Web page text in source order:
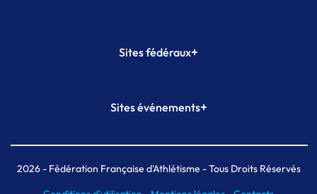
Sites fédéraux+
Plateforme Formation
Sites événements+
Meeting de Paris indoor
MAIF Ekiden de Paris
2026- Fédération Française d'Athlétisme - Tous Droits Réservés